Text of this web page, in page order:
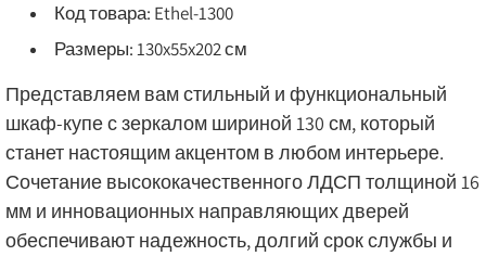
Код товара: Ethel-1300
Размеры: 130x55x202 см
Представляем вам стильный и функциональный
шкаф-купе с зеркалом шириной 130 см, который
станет настоящим акцентом в любом интерьере.
Сочетание высококачественного ЛДСП толщиной 16
мм и инновационных направляющих дверей
обеспечивают надежность, долгий срок службы и